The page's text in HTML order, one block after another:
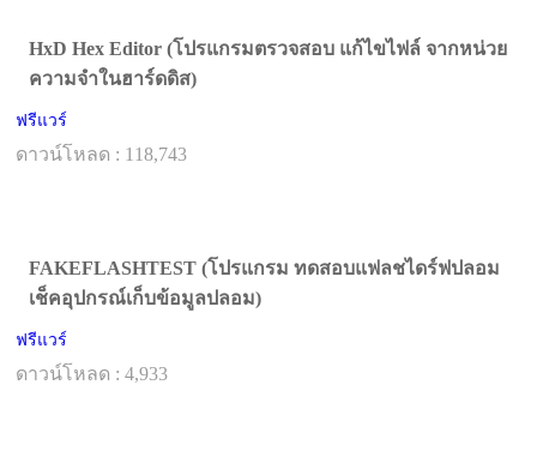
HxD Hex Editor (โปรแกรมตรวจสอบ แก้ไขไฟล์ จากหน่วย
ความจำในฮาร์ดดิส)
ฟรีแวร์
ดาวน์โหลด : 118,743
FAKEFLASHTEST (โปรแกรม ทดสอบแฟลชไดร์ฟปลอม
เช็คอุปกรณ์เก็บข้อมูลปลอม)
ฟรีแวร์
ดาวน์โหลด : 4,933